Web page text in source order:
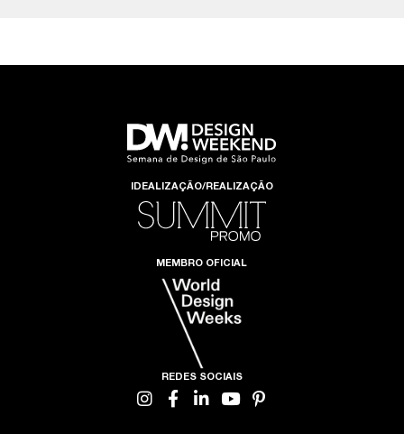
IDEALIZAÇÃO/REALIZAÇÃO
MEMBRO OFICIAL
REDES SOCIAIS